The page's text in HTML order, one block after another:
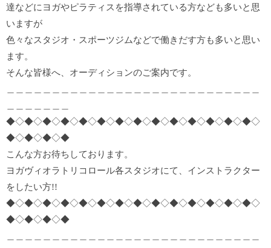
達などにヨガやピラティスを指導されている方なども多いと思
いますが
色々なスタジオ・スポーツジムなどで働きだす方も多いと思い
ます。
そんな皆様へ、オーディションのご案内です。
◆◇◆◇◆◇◆◇◆◇◆◇◆◇◆◇◆◇◆◇◆◇◆◇◆◇◆◇
◆◇◆◇◆◇◆
こんな方お待ちしております。
ヨガヴィオラトリコロール各スタジオにて、インストラクター
をしたい方!!
◆◇◆◇◆◇◆◇◆◇◆◇◆◇◆◇◆◇◆◇◆◇◆◇◆◇◆◇
◆◇◆◇◆◇◆